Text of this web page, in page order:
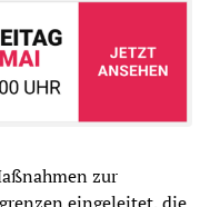
zur